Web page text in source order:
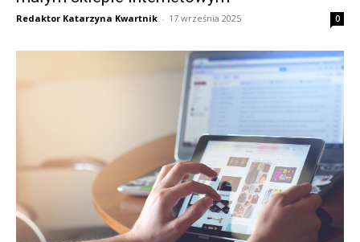
Redaktor Katarzyna Kwartnik - 17 września 2025 0